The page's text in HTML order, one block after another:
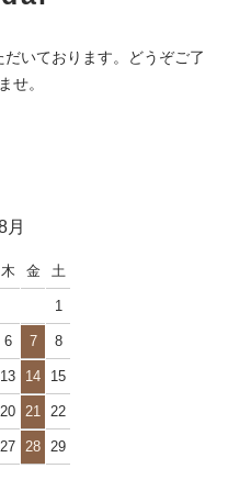
いております。どうぞご了
せ。
月
木 金 土
1
6 7 8
13 14 15
20 21 22
27 28 29